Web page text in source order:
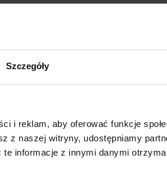
Szczegóły
i reklam, aby oferować funkcje
z naszej witryny, udostępniamy
informacje z innymi danymi